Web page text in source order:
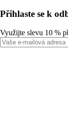
Přihlaste se k
Využijte slevu 10 %